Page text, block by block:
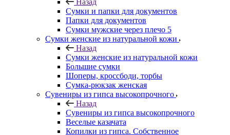
Назад
Сумки и папки для документов
Папки для документов
Сумки мужские через плечо 5
Сумки женские из натуральной кожи
Назад
Сумки женские из натуральной кожи
Большие сумки
Шоперы, кроссбоди, торбы
Сумка-рюкзак женская
Сувениры из гипса высокопрочного
Назад
Сувениры из гипса высокопрочного
Веселые казачата
Копилки из гипса. Собственное